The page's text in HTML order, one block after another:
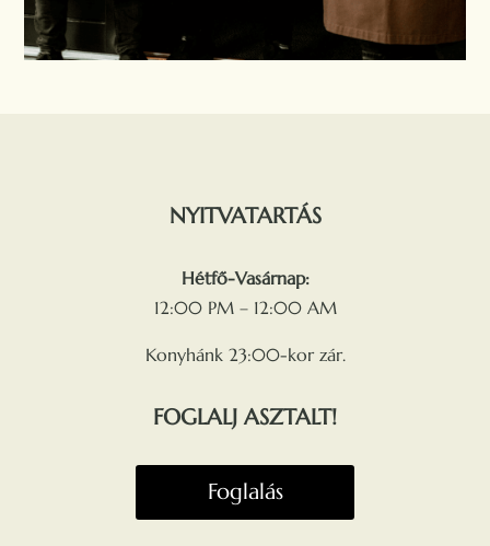
NYITVATARTÁS
Hétfő-Vasárnap:
12:00 PM – 12:00 AM
Konyhánk 23:00-kor zár.
FOGLALJ ASZTALT!
Foglalás